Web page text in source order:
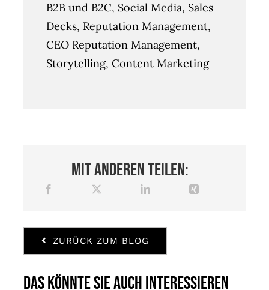
B2B und B2C, Social Media, Sales
Decks, Reputation Management,
CEO Reputation Management,
Storytelling, Content Marketing
Mit anderen teilen:
ZURÜCK ZUM BLOG
Das könnte Sie auch interessieren